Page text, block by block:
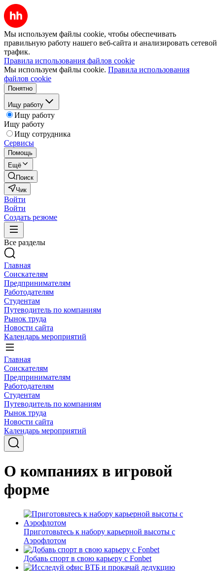
Мы используем файлы cookie, чтобы обеспечивать
правильную работу нашего веб-сайта и анализировать сетевой
трафик.
Правила использования файлов cookie
Мы используем файлы cookie. Правила использования
файлов cookie
Понятно
Ищу работу
Ищу работу
Ищу работу
Ищу сотрудника
Сервисы
Помощь
Ещё
Поиск
Чик
Войти
Войти
Создать резюме
Все разделы
Главная
Соискателям
Предпринимателям
Работодателям
Студентам
Путеводитель по компаниям
Рынок труда
Новости сайта
Календарь мероприятий
Главная
Соискателям
Предпринимателям
Работодателям
Студентам
Путеводитель по компаниям
Рынок труда
Новости сайта
Календарь мероприятий
О компаниях в игровой
форме
Приготовьтесь к набору карьерной высоты с
Аэрофлотом
Добавь спорт в свою карьеру с Fonbet